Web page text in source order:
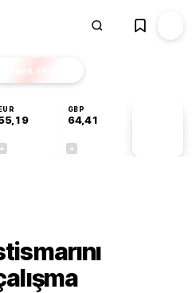
Finans EKSTRA
EUR GBP
64,41